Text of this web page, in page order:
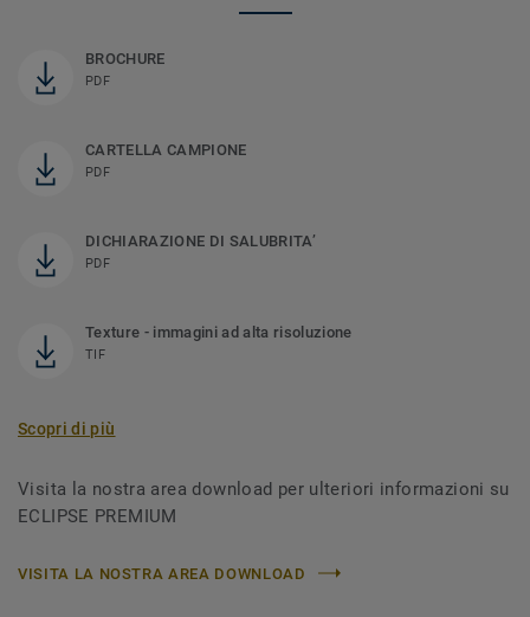
BROCHURE
PDF
CARTELLA CAMPIONE
PDF
DICHIARAZIONE DI SALUBRITA’
PDF
Texture - immagini ad alta risoluzione
TIF
Scopri di più
Visita la nostra area download per ulteriori informazioni su
ECLIPSE PREMIUM
VISITA LA NOSTRA AREA DOWNLOAD